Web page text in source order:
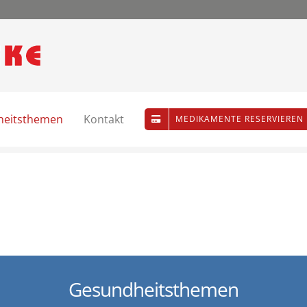
Kontakt MEDIKAMENTE RESERVIEREN
Gesundheitsthemen